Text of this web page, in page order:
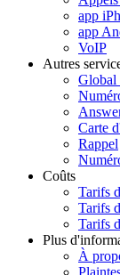
app
app
VoIP
Autres
Global
Carte
Rappel
Coûts
Tarifs
Tarifs
Tarifs
Plus
À